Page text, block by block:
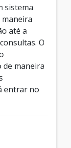
sistema
até a
O
de maneira
entrar no